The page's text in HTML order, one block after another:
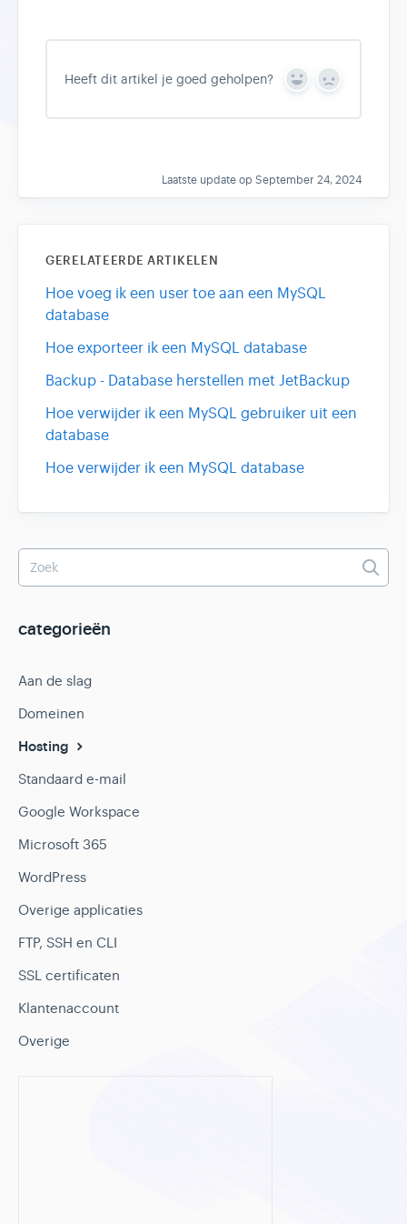
Heeft dit artikel je goed geholpen?
Y
s
N
Laatste update op September 24, 2024
GERELATEERDE ARTIKELEN
Hoe voeg ik een user toe aan een MySQL
database
Hoe exporteer ik een MySQL database
Backup - Database herstellen met JetBackup
Hoe verwijder ik een MySQL gebruiker uit een
database
Hoe verwijder ik een MySQL database
categorieën
Aan de slag
Domeinen
Hosting
Standaard e-mail
Google Workspace
Microsoft 365
WordPress
Overige applicaties
FTP, SSH en CLI
SSL certificaten
Klantenaccount
Overige